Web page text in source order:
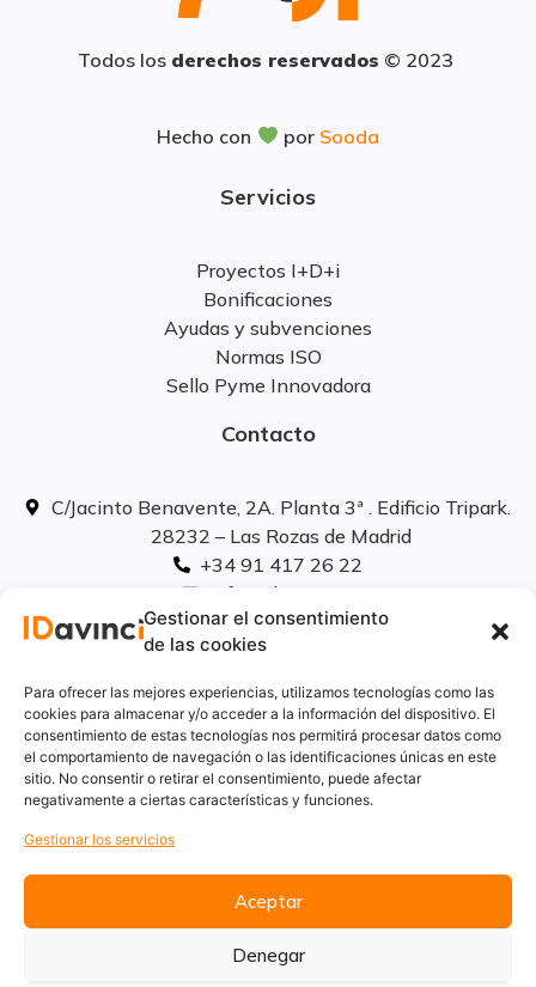
Gestionar el consentimiento
de las cookies
Para ofrecer las mejores experiencias, utilizamos tecnologías como las
cookies para almacenar y/o acceder a la información del dispositivo. El
consentimiento de estas tecnologías nos permitirá procesar datos como
el comportamiento de navegación o las identificaciones únicas en este
sitio. No consentir o retirar el consentimiento, puede afectar
negativamente a ciertas características y funciones.
Gestionar los servicios
Aceptar
Denegar
Todos los derechos reservados © 2023
Hecho con por Sooda
Servicios
Proyectos I+D+i
Bonificaciones
Ayudas y subvenciones
Normas ISO
Sello Pyme Innovadora
Contacto
C/Jacinto Benavente, 2A. Planta 3ª . Edificio Tripark.
28232 – Las Rozas de Madrid
+34 91 417 26 22
info@idavinci.es
linkedIn
Aviso Legal
Privacidad
Cookies